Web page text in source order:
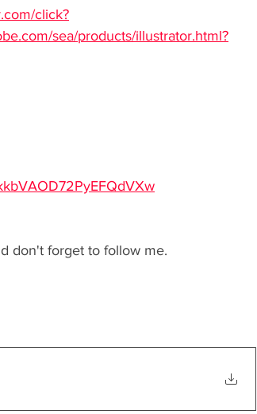
click?
sea/products/illustrator.html?
don't forget to follow me.